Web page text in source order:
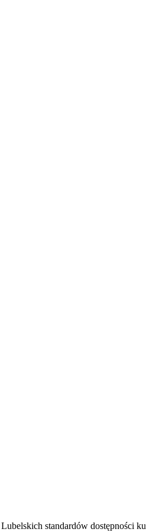
standardów dostępności